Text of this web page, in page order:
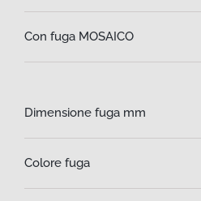
Con fuga MOSAICO
Dimensione fuga mm
Colore fuga